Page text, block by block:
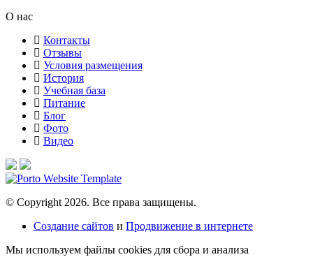
О нас
Контакты
Отзывы
Условия размещения
История
Учебная база
Питание
Блог
Фото
Видео
© Copyright 2026. Все права защищены.
Создание сайтов и Продвижение в интернете
Мы используем файлы cookies для сбора и анализа